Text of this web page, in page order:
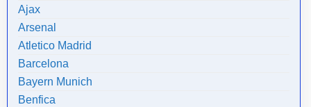
Ajax
Arsenal
Atletico Madrid
Barcelona
Bayern Munich
Benfica